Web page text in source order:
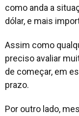
como anda a
dólar, e mais
Assim como
preciso avaliar
de começar, em
prazo.
Por outro lado,